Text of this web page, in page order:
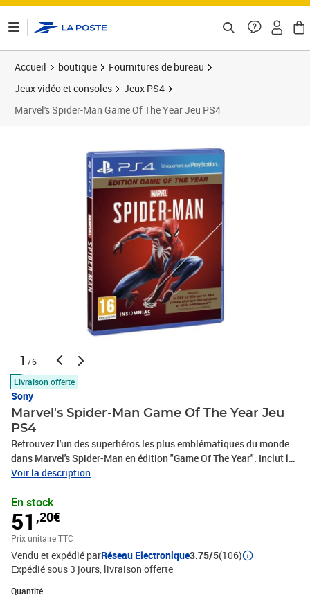
Accueil boutique
Fournitures de bureau
Jeux vidéo et consoles
Jeux PS4
Marvel's Spider-Man Game Of The Year Jeu PS4
1 /6
Livraison offerte
Sony
Marvel's Spider-Man Game Of The Year Jeu
PS4
Retrouvez l'un des superhéros les plus emblématiques du monde
dans Marvel's Spider-Man en édition "Game Of The Year". Inclut le
jeu complet ainsi que le contenu additionnel "La Ville qui ne dort
pour arpenter toujours plus la ville de New-York aux côtés de
Spider-Man.
Voir la description
En stock
51 ,20€
Prix unitaire TTC
Vendu et expédié parRéseau Electronique3.75/5(106)
Expédié sous 3 jours livraison offerte
Quantité
Quantité : 1